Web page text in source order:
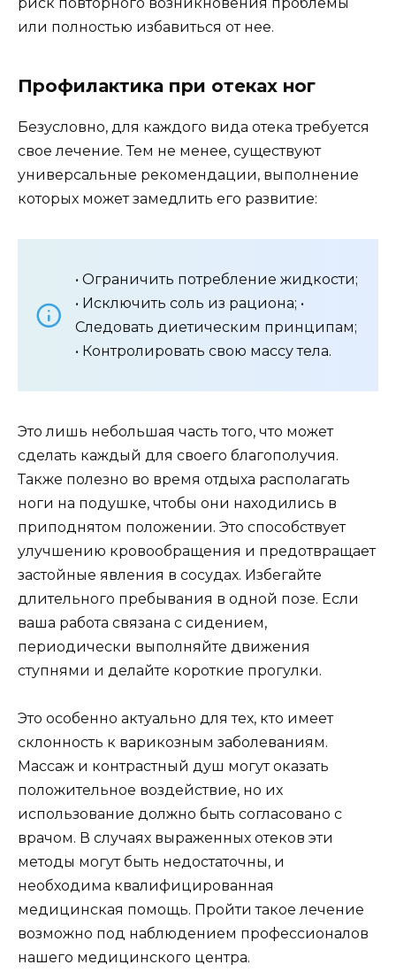
или полностью избавиться от нее.
Профилактика при отеках ног
Безусловно, для каждого вида отека требуется
свое лечение. Тем не менее, существуют
универсальные рекомендации, выполнение
которых может замедлить его развитие:
• Ограничить потребление жидкости;
• Исключить соль из рациона; •
Следовать диетическим принципам;
• Контролировать свою массу тела.
Это лишь небольшая часть того, что может
сделать каждый для своего благополучия.
Также полезно во время отдыха располагать
ноги на подушке, чтобы они находились в
приподнятом положении. Это способствует
улучшению кровообращения и предотвращает
застойные явления в сосудах. Избегайте
длительного пребывания в одной позе. Если
ваша работа связана с сидением,
периодически выполняйте движения
ступнями и делайте короткие прогулки.
Это особенно актуально для тех, кто имеет
склонность к варикозным заболеваниям.
Массаж и контрастный душ могут оказать
положительное воздействие, но их
использование должно быть согласовано с
врачом. В случаях выраженных отеков эти
методы могут быть недостаточны, и
необходима квалифицированная
медицинская помощь. Пройти такое лечение
возможно под наблюдением профессионалов
нашего медицинского центра.